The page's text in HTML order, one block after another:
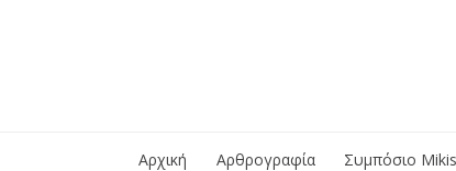
Αρχική Αρθρογραφία Συμπόσιο